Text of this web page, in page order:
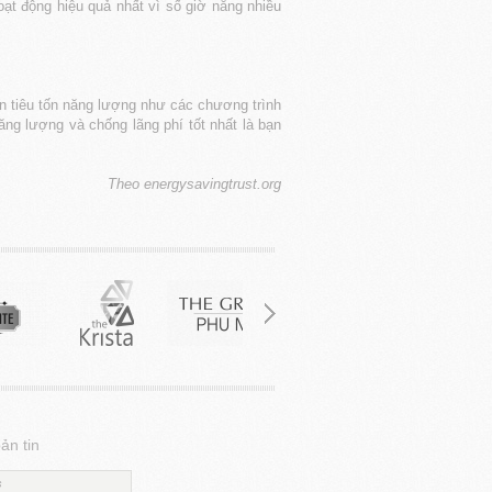
động hiệu quả nhất vì số giờ nắng nhiều
tiêu tốn năng lượng như các chương trình
lượng và chống lãng phí tốt nhất là bạn
Theo energysavingtrust.org
tin